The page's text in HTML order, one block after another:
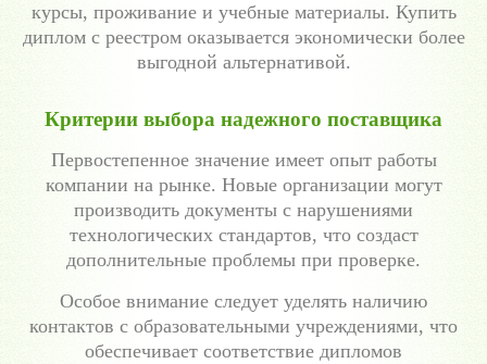
курсы, проживание и учебные материалы. Купить
диплом с реестром оказывается экономически более
выгодной альтернативой.
Критерии выбора надежного поставщика
Первостепенное значение имеет опыт работы
компании на рынке. Новые организации могут
производить документы с нарушениями
технологических стандартов, что создаст
дополнительные проблемы при проверке.
Особое внимание следует уделять наличию
контактов с образовательными учреждениями, что
обеспечивает соответствие дипломов